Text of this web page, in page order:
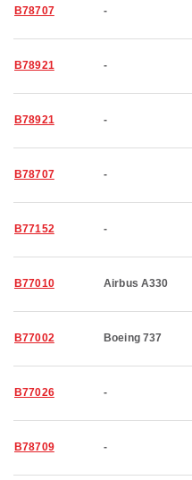
B78707 -
B78921 -
B78921 -
B78707 -
B77152 -
B77010 Airbus A330
B77002 Boeing 737
B77026 -
B78709 -